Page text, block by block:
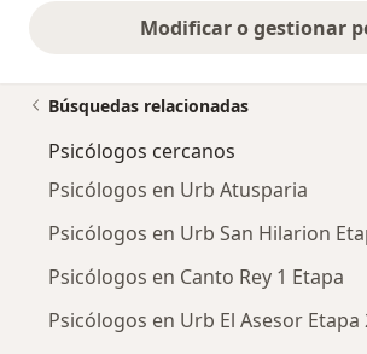
Modificar o gestionar
Búsquedas relacionadas
Psicólogos cercanos
Psicólogos en Urb Atusparia
Psicólogos en Urb San Hilarion
Psicólogos en Canto Rey 1 Etapa
Psicólogos en Urb El Asesor Etapa